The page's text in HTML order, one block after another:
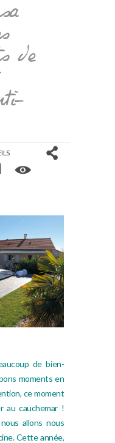
de
de bien-
moments en
ce moment
au cauchemar !
allons nous
Cette année,